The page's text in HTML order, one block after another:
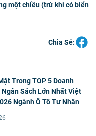
một chiều (trừ khi có biển
Chia Sẻ:
Trong TOP 5 Doanh
Ngân Sách Lớn Nhất Việt
Ngành Ô Tô Tư Nhân